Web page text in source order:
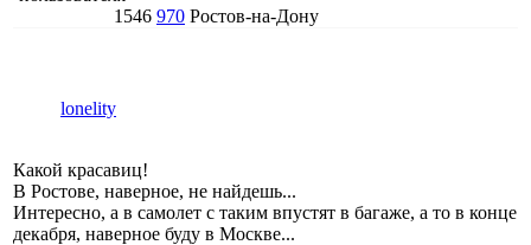
1546 970 Ростов-на-Дону
lonelity
Какой красавиц!
В Ростове, наверное, не найдешь...
Интересно, а в самолет с таким впустят в багаже, а то в конце
декабря, наверное буду в Москве...